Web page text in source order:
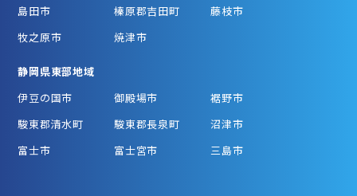
島田市
榛原郡吉田町
藤枝市
牧之原市
焼津市
静岡県東部地域
伊豆の国市
御殿場市
裾野市
駿東郡清水町
駿東郡長泉町
沼津市
富士市
富士宮市 三島市